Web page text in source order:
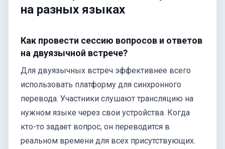
на разных языках
Как провести сессию вопросов и ответов
на двуязычной встрече?
Для двуязычных встреч эффективнее всего
использовать платформу для синхронного
перевода. Участники слушают трансляцию на
нужном языке через свои устройства. Когда
кто-то задает вопрос, он переводится в
реальном времени для всех присутствующих.